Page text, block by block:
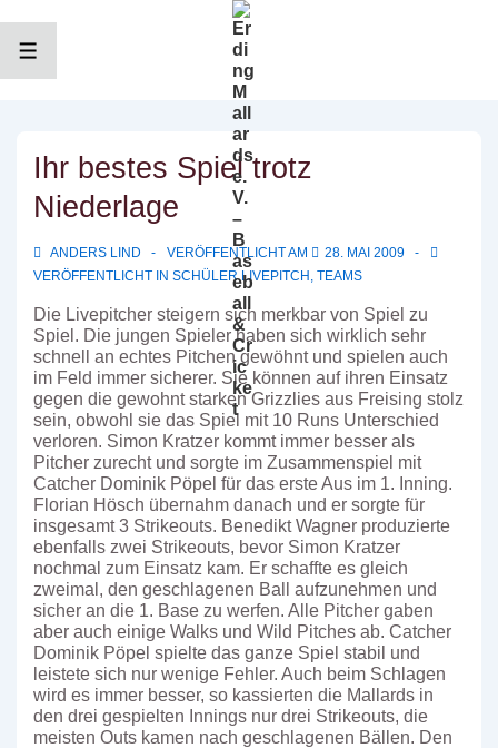
InhaltMENÜ
Ihr bestes Spiel trotz
Niederlage
ANDERS LIND VERÖFFENTLICHT AM
28. MAI 2009
VERÖFFENTLICHT IN SCHÜLER LIVEPITCH , TEAMS
Die Livepitcher steigern sich merkbar von Spiel zu
Spiel. Die jungen Spieler haben sich wirklich sehr
schnell an echtes Pitchen gewöhnt und spielen auch
im Feld immer sicherer. Sie können auf ihren Einsatz
gegen die gewohnt starken Grizzlies aus Freising stolz
sein, obwohl sie das Spiel mit 10 Runs Unterschied
verloren. Simon Kratzer kommt immer besser als
Pitcher zurecht und sorgte im Zusammenspiel mit
Catcher Dominik Pöpel für das erste Aus im 1. Inning.
Florian Hösch übernahm danach und er sorgte für
insgesamt 3 Strikeouts. Benedikt Wagner produzierte
ebenfalls zwei Strikeouts, bevor Simon Kratzer
nochmal zum Einsatz kam. Er schaffte es gleich
zweimal, den geschlagenen Ball aufzunehmen und
sicher an die 1. Base zu werfen. Alle Pitcher gaben
aber auch einige Walks und Wild Pitches ab. Catcher
Dominik Pöpel spielte das ganze Spiel stabil und
leistete sich nur wenige Fehler. Auch beim Schlagen
wird es immer besser, so kassierten die Mallards in
den drei gespielten Innings nur drei Strikeouts, die
meisten Outs kamen nach geschlagenen Bällen. Den